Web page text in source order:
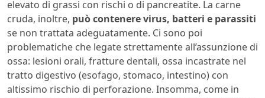
elevato di grassi con rischi o di pancreatite. La carne
cruda, inoltre, può contenere virus, batteri e parassiti
se non trattata adeguatamente. Ci sono poi
problematiche che legate strettamente all’assunzione di
ossa: lesioni orali, fratture dentali, ossa incastrate nel
tratto digestivo (esofago, stomaco, intestino) con
altissimo rischio di perforazione. Insomma, come in